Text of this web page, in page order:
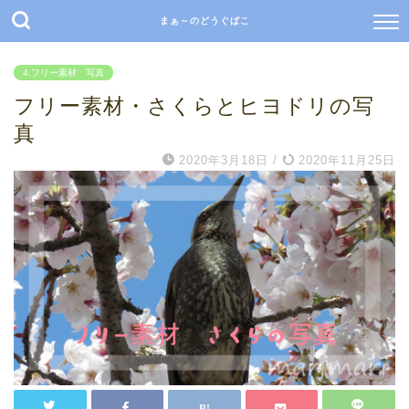
まぁ～のどうぐばこ
4.フリー素材 写真
フリー素材・さくらとヒヨドリの写
真
2020年3月18日 / 2020年11月25日